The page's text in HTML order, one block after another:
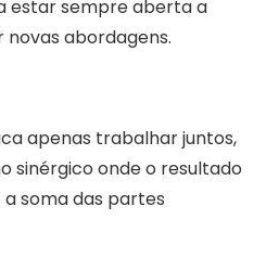
estar sempre aberta a
abordagens.
apenas trabalhar juntos,
sinérgico onde o resultado
soma das partes